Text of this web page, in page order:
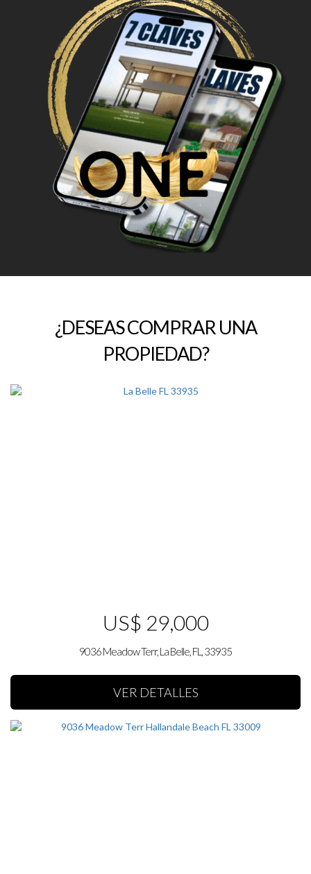
¿DESEAS COMPRAR UNA
PROPIEDAD?
US$ 29,000
9036 Meadow Terr, La Belle, FL, 33935
VER DETALLES